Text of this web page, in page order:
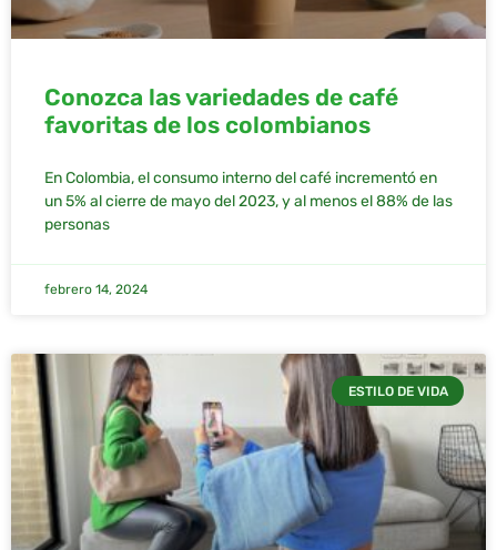
Conozca las variedades de café
favoritas de los colombianos
En Colombia, el consumo interno del café incrementó en
un 5% al cierre de mayo del 2023, y al menos el 88% de las
personas
febrero 14, 2024
ESTILO DE VIDA